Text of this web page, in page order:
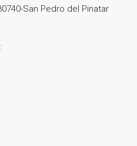
San Pedro del Pinatar